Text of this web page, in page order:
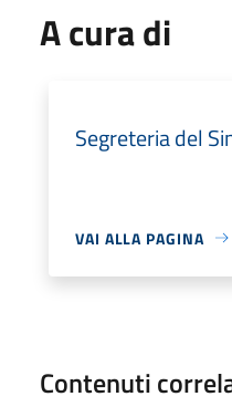
A cura di
Segreteria del
VAI ALLA PAGINA
Contenuti